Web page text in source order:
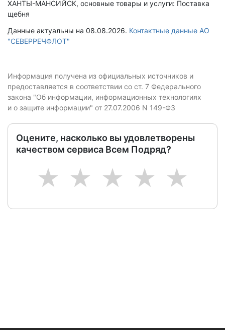
ХАНТЫ-МАНСИЙСК, основные товары и услуги: Поставка
щебня
Данные актуальны на 08.08.2026. Контактные данные АО
"СЕВЕРРЕЧФЛОТ"
Информация получена из официальных источников и
предоставляется в соответствии со ст. 7 Федерального
закона "Об информации, информационных технологиях
и о защите информации" от 27.07.2006 N 149-ФЗ
Оцените, насколько вы удовлетворены
качеством сервиса Всем Подряд?
5
4
3
2
1